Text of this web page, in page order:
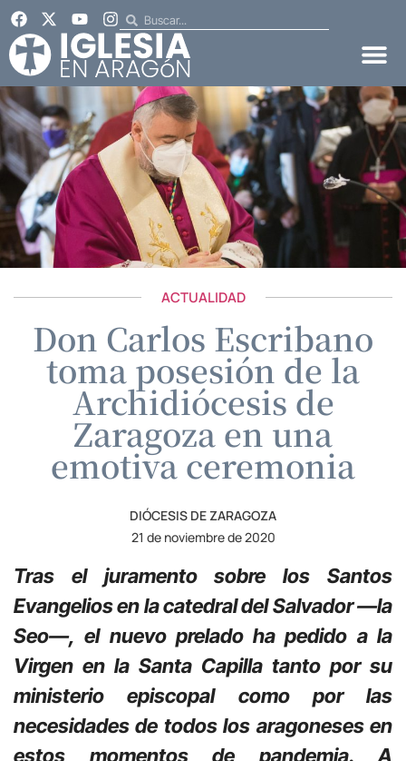
ACTUALIDAD
Don Carlos Escribano
toma posesión de la
Archidiócesis de
Zaragoza en una
emotiva ceremonia
DIÓCESIS DE ZARAGOZA
21 de noviembre de 2020
Tras el juramento sobre los Santos
Evangelios en la catedral del Salvador —la
Seo—, el nuevo prelado ha pedido a la
Virgen en la Santa Capilla tanto por su
ministerio episcopal como por las
necesidades de todos los aragoneses en
estos momentos de pandemia. A